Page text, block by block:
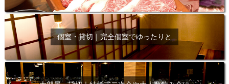
個室・貸切｜完全個室でゆったりと